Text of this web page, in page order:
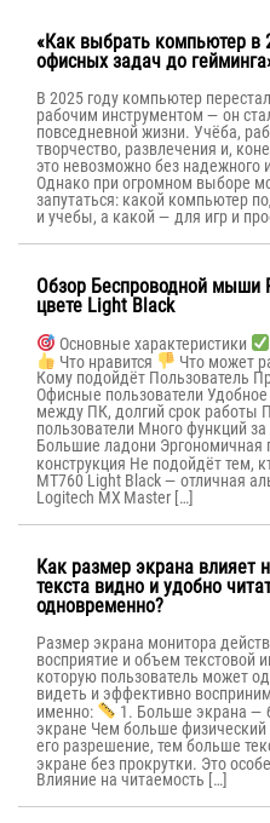
«Как выбрать компьютер в
офисных задач до
В 2025 году компьютер
рабочим инструментом — он
повседневной жизни. Учёба,
творчество, развлечения и,
это невозможно без надежного
Однако при огромном выборе
запутаться: какой компьютер
и учебы, а какой — для игр и
Обзор Беспроводной мыши
цвете Light Black
Основные характеристики
Что нравится
Что может
Кому подойдёт Пользователь
Офисные пользователи
между ПК, долгий срок работы
пользователи Много функций
Большие ладони Эргономичная
конструкция Не подойдёт тем,
MT760 Light Black — отличная
Logitech MX Master […]
Как размер экрана влияет
текста видно и удобно
одновременно?
Размер экрана монитора
восприятие и объем текстовой
которую пользователь может
видеть и эффективно
именно:
1. Больше экрана —
экране Чем больше физический
его разрешение, тем больше
экране без прокрутки. Это
Влияние на читаемость […]